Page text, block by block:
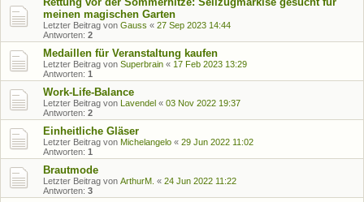
meinen magischen Garten
Letzter Beitrag von Gauss « 27 Sep 2023 14:44
Antworten: 2
Medaillen für Veranstaltung kaufen
Letzter Beitrag von Superbrain « 17 Feb 2023 13:29
Antworten: 1
Work-Life-Balance
Letzter Beitrag von Lavendel « 03 Nov 2022 19:37
Antworten: 2
Einheitliche Gläser
Letzter Beitrag von Michelangelo « 29 Jun 2022 11:02
Antworten: 1
Brautmode
Letzter Beitrag von ArthurM. « 24 Jun 2022 11:22
Antworten: 3